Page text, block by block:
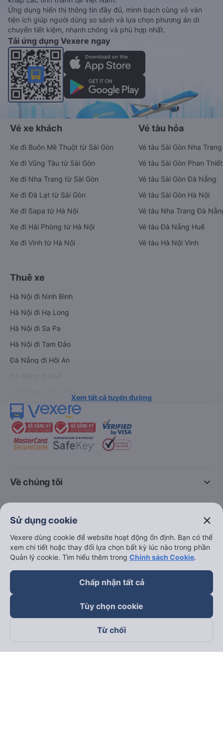
Ứng dụng hiển thị thông tin đầy đủ, minh bạch cùng vô vàn
tiện ích giúp người dùng so sánh và lựa chọn phương án di
chuyển tiết kiệm, nhanh chóng và phù hợp nhất.
Tải ứng dụng Vexere ngay
Vé xe khách
Xe đi Buôn Mê Thuột từ Sài Gòn
Xe đi Vũng Tàu từ Sài Gòn
Xe đi Nha Trang từ Sài Gòn
Xe đi Đà Lạt từ Sài Gòn
Xe đi Sapa từ Hà Nội
Xe đi Hải Phòng từ Hà Nội
Xe đi Vinh từ Hà Nội
Vé tàu hỏa
Vé tàu Sài Gòn Nha Trang
Vé tàu Sài Gòn Phan Thiết
Vé tàu Sài Gòn Đà Nẵng
Vé tàu Sài Gòn Hà Nội
Vé tàu Nha Trang Đà
Vé tàu Đà Nẵng Huế
Vé tàu Hà Nội Vinh
Thuê xe
Hà Nội đi Ninh Bình
Hà Nội đi Hạ Long
Hà Nội đi Sa Pa
Hà Nội đi Tam Đảo
Đà Nẵng đi Hội An
Xem tất cả tuyến đường
keyboard_arrow_down
Về chúng tôi
keyboard_arrow_down
Trở thành đối tác
Sử dụng cookie close
Vexere dùng cookie để website hoạt động ổn định. Bạn có thể
xem chi tiết hoặc thay đổi lựa chọn bất kỳ lúc nào trong phần
Quản lý cookie. Tìm hiểu thêm trong Chính sách Cookie.
Chấp nhận tất cả
Tùy chọn cookie
Từ chối